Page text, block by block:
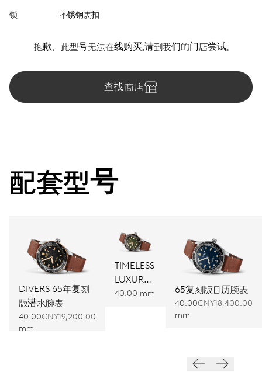
锁 不锈钢表扣
抱歉，此型号无法在线购买。请到我们的门店尝试。
查找商店
配套型号
DIVERS 65年复刻
版潜水腕表
40.00
mm
CNY19,200.00
TIMELESS
LUXURY
WATCHES
40.00 mm 65复刻版日历腕表
40.00
mm
CNY18,400.00